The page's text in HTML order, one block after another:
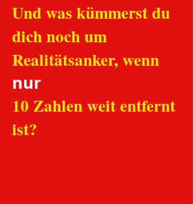
Und was kümmerst du
dich noch um
Realitätsanker, wenn
nur
10 Zahlen weit entfernt
ist?